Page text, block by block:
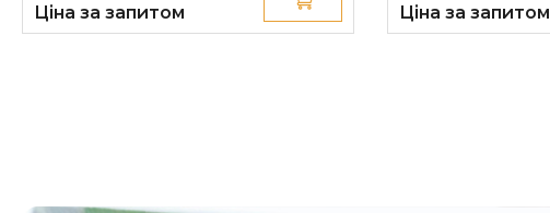
Ціна за запитом Ціна за запитом